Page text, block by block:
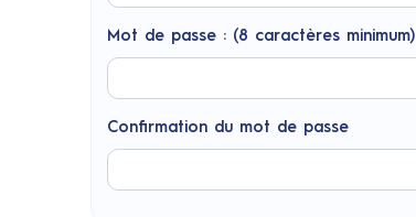
Mot de passe : (8 caractères minimum)
Confirmation du mot de passe